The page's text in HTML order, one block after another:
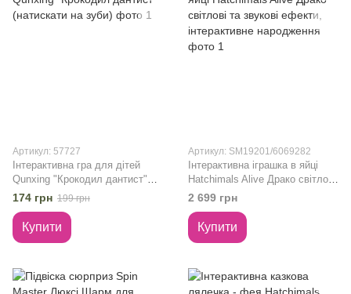
Артикул: 57727
Інтерактивна гра для дітей
Qunxing "Крокодил дантист"
(натискати на зуби)
174 грн 199 грн
Купити
Артикул: SM19201/6069282
Інтерактивна іграшка в яйці
Hatchimals Alive Драко світлові
та звукові ефекти,
інтерактивне народження
2 699 грн
Купити